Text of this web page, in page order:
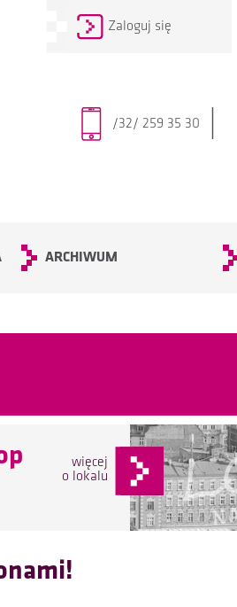
Zaloguj się
/32/ 259 35 30
ARCHIWUM
więcej
o lokalu